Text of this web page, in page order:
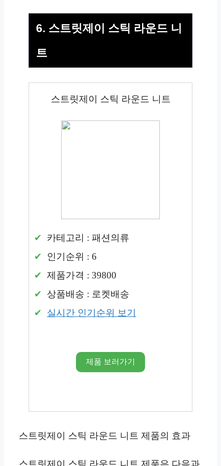
6. 스트릿제이 스틱 라운드 니
트
스트릿제이 스틱 라운드 니트
카테고리 : 패션의류
인기순위 : 6
제품가격 : 39800
상품배송 : 로켓배송
실시간 인기순위 보기
제품 보러가기
스트릿제이 스틱 라운드 니트 제품의 효과
스트릿제이 스틱 라운드 니트 제품은 다음과